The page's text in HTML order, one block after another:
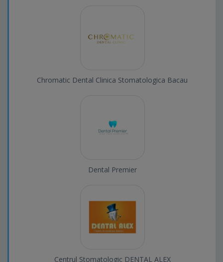
Chromatic Dental Clinica Stomatologica Bacau
Dental Premier
Centrul Stomatologic DENTAL ALEX